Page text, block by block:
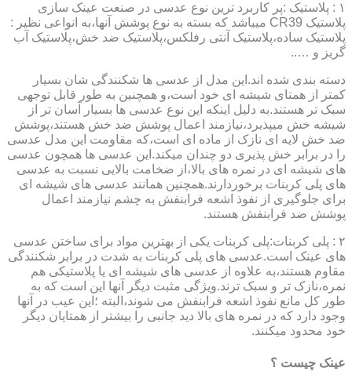
۱ : پلاستیک :پر کاربرد ترین نوع عدسی در صنعت عینک سازی
پلاستیک CR39 میباشد که بسته به نوع پوشش آنها،به انواعی نظیر :
پلاستیک ساده،پلاستیک آنتی رفلکس،پلاستیک ضد خش،پلاستیک آب
گریز و …..
دسته بندی شده اند.این مدل از عدسی ها شکنندگی شان بسیار
کمتر از همتای شیشه ای خود است،و همچنین به طور قابل توجهی
سبک تر هستند.به دلیل اینکه این نوع عدسی ها بسیار آسان تر از
شیشه خش میپذیرد،نیازمند اعمال پوشش ضد خش هستند،پوشش
ضد خش لایه ای نازک از ماده ای است،که مقاومت این مدل عدسی
را در برابر خش پذیری دو چندان میکند.این عدسی ها همچون عدسی
های شیشه ای در نمره های بالا،از ضخامت بالایی نسبت به عدسی
های پلی کربنات برخوردارند.همچنین همانند عدسی های شیشه ای
برای جلوگیری از نفوذ اشعه فرابنفش به چشم نیازمند اعمال
پوشش ضد فرابنفش هستند.
۲ : پلی کربنات:پلی کربنات یکی از بهترین مواد برای ساختن عدسی
های عینک است.عدسی های پلی کربنات به شدت در برابر شکنندگی
مقاوم هستند،به علاوه از عدسی های شیشه ای یا پلاستیکی هم
نمره،نازک تر و سبک ترند.ویژگی مثبت دیگر آنها این است که به
طور کل مانع نفوذ اشعه فرابنفش می شوند،البته ؛این عیب در آنها
وجود دارد که در نمره های بالا دید جانبی را بیشتر از همتایان دیگر
خود محدود میکنند.
عینک چیست ؟